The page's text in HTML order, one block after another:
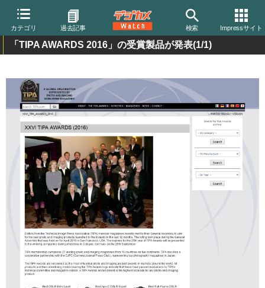
カテゴリ 過去記事 検索 Impressサイト
「TIPA AWARDS 2016」の受賞製品が発表(1/1)